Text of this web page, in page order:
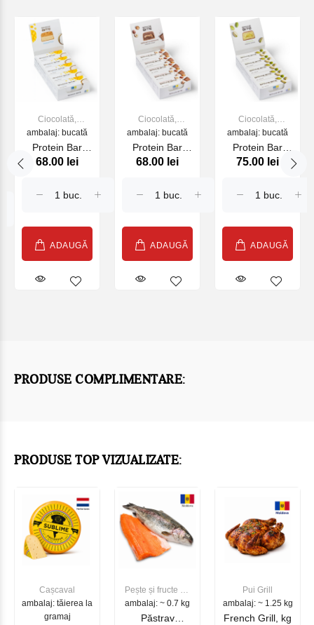
Ciocolată,
bomboane, gume
de mestecat
ambalaj: bucată
Protein Bar
"Mango-Cocos"
lapte
68.00 lei
ADAUGĂ
Ciocolată,
bomboane, gume
de mestecat
ambalaj: bucată
Protein Bar
"Ciocolata cu
padure" cu
lapte
68.00 lei
ADAUGĂ
Ciocolată,
bomboane, gume
de mestecat
ambalaj: bucată
Protein Bar
"Fistic" cu
lapte
75.00 lei
ADAUGĂ
PRODUSE COMPLIMENTARE:
PRODUSE TOP VIZUALIZATE:
Cașcaval
ambalaj: tăierea la
gramaj
Pește și fructe de
mare
ambalaj: ~ 0.7 kg
Păstrav
Pui Grill
ambalaj: ~ 1.25 kg
French Grill, kg